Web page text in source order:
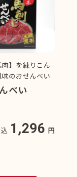
】を練りこん
のおせんべい
べい
1,296 円